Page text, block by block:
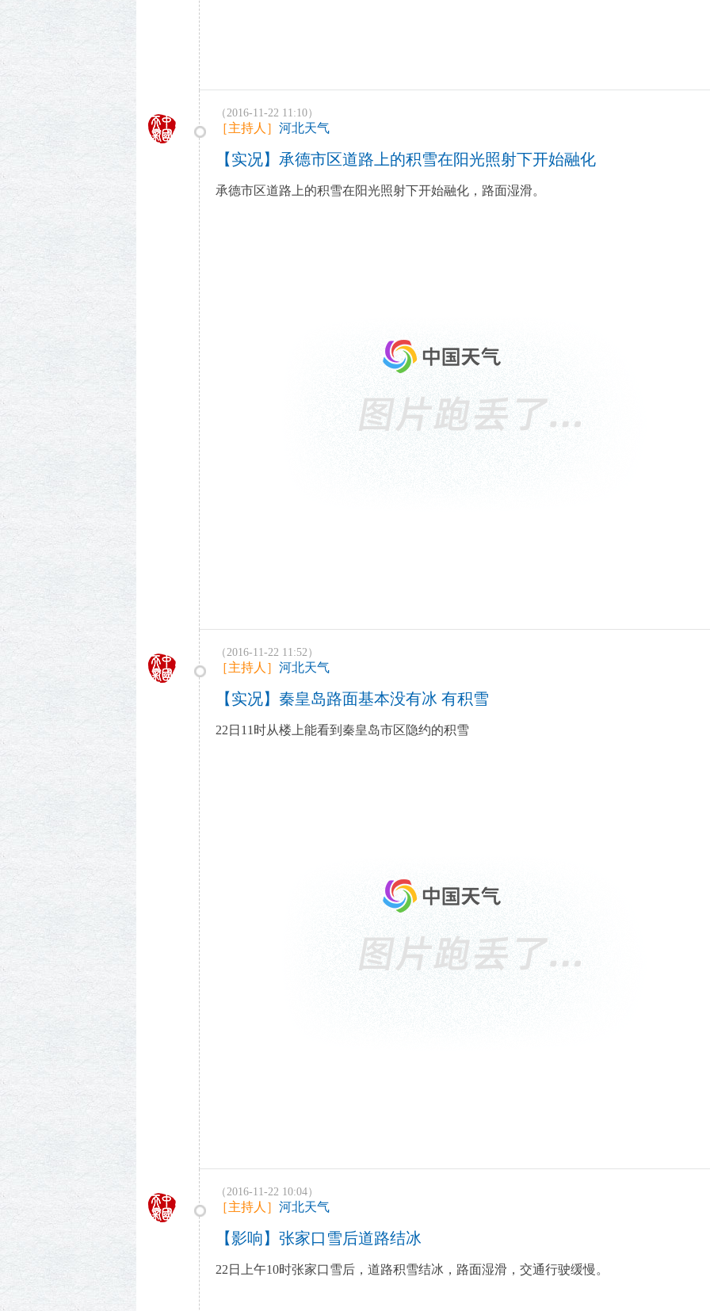
（2016-11-22 11:10）
［主持人］ 河北天气
【实况】承德市区道路上的积雪在阳光照射下开始融化
承德市区道路上的积雪在阳光照射下开始融化，路面湿滑。
（2016-11-22 11:52）
［主持人］ 河北天气
【实况】秦皇岛路面基本没有冰 有积雪
22日11时从楼上能看到秦皇岛市区隐约的积雪
（2016-11-22 10:04）
［主持人］ 河北天气
【影响】张家口雪后道路结冰
22日上午10时张家口雪后，道路积雪结冰，路面湿滑，交通行驶缓慢。